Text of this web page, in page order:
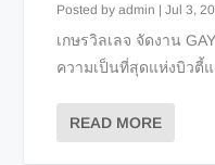
Posted byadmin |Jul 3,
เกษรวิลเลจ จัดงาน
ความเป็นที่สุดแห่งบิวตี้
READ MORE